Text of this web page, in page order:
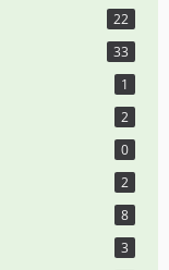
22
33
1
2
0
2
8
3